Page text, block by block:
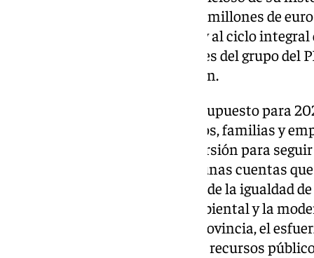
millones de euros, de los que 96 millones de
dando prioridad a la movilidad y al ciclo
adelante con los votos favorables del grupo del
grupos políticos de la institución.
Salado ha destacado que el presupuesto para
protección de los ayuntamientos, familias y
fomentando el empleo y la inversión para
Además, ha apuntado que son unas cuentas
transformando la provincia desde la igualdad
territorial, la sostenibilidad ambiental y la
“Reflejan el crecimiento de la provincia, el
responsabilidad en el uso de los recursos